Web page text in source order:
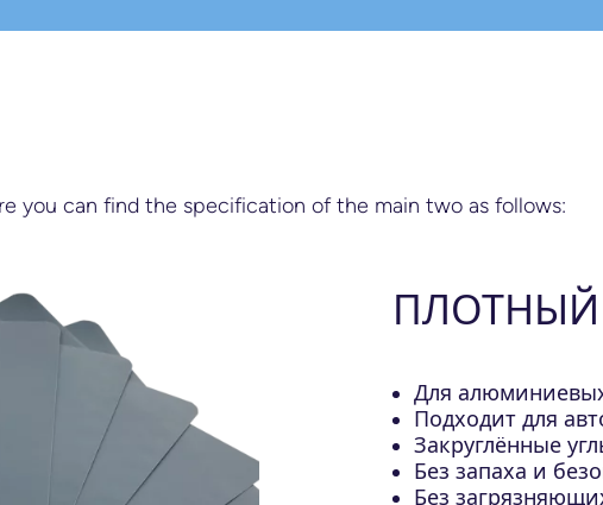
you can find the specification of the main two as follows:
ПЛОТНЫЙ
Для
Подходит для
Закруглённые
Без запаха и
Без